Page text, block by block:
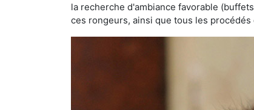
la recherche d'ambiance favorable
ces rongeurs, ainsi que tous les